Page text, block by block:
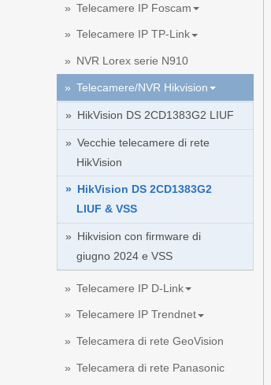
Telecamere IP Foscam
Telecamere IP TP-Link
NVR Lorex serie N910
Telecamere/NVR Hikvision
HikVision DS 2CD1383G2 LIUF
Vecchie telecamere di rete
HikVision
HikVision DS 2CD1383G2
LIUF & VSS
Hikvision con firmware di
giugno 2024 e VSS
Telecamere IP D-Link
Telecamere IP Trendnet
Telecamera di rete GeoVision
Telecamera di rete Panasonic